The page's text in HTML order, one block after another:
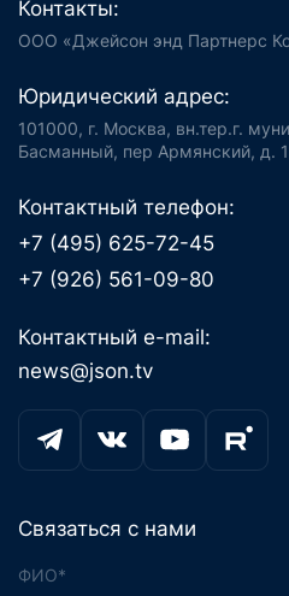
Контакты:
ООО «Джейсон энд Партнерс
Юридический адрес:
101000, г. Москва, вн.тер.г.
Басманный, пер Армянский, д.
Контактный телефон:
+7 (495) 625-72-45
+7 (926) 561-09-80
Контактный e-mail:
news@json.tv
Связаться с нами